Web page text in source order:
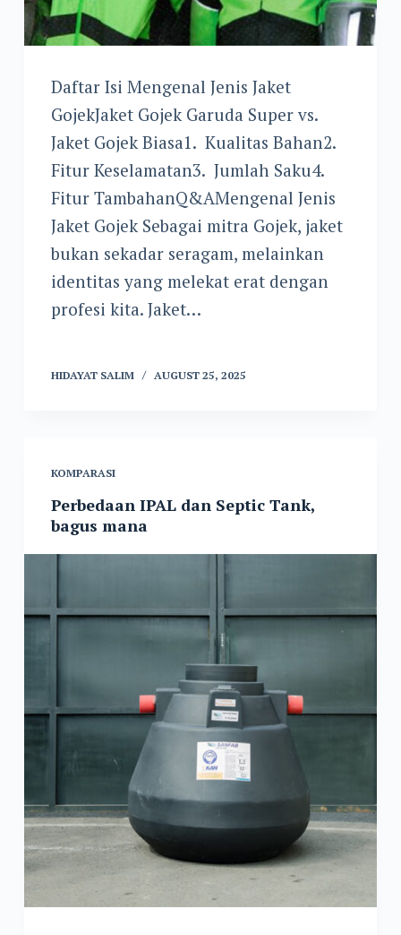
Daftar Isi Mengenal Jenis Jaket
GojekJaket Gojek Garuda Super vs.
Jaket Gojek Biasa1. Kualitas Bahan2.
Fitur Keselamatan3. Jumlah Saku4.
Fitur TambahanQ&AMengenal Jenis
Jaket Gojek Sebagai mitra Gojek, jaket
bukan sekadar seragam, melainkan
identitas yang melekat erat dengan
profesi kita. Jaket…
HIDAYAT SALIM AUGUST 25, 2025
KOMPARASI
Perbedaan IPAL dan Septic Tank,
bagus mana